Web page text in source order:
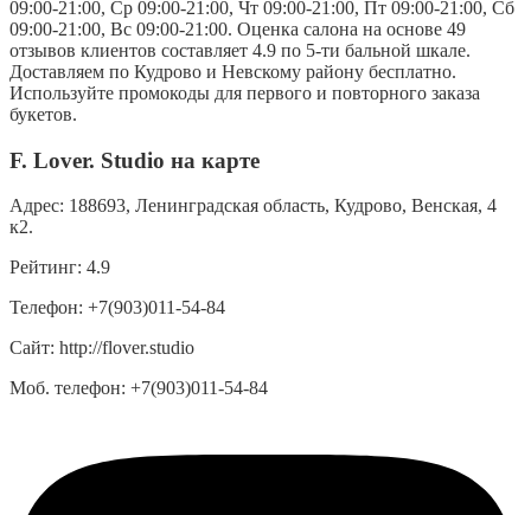
09:00-21:00, Ср 09:00-21:00, Чт 09:00-21:00, Пт 09:00-21:00, Сб
09:00-21:00, Вс 09:00-21:00. Оценка салона на основе 49
отзывов клиентов составляет 4.9 по 5-ти бальной шкале.
Доставляем по Кудрово и Невскому району бесплатно.
Используйте промокоды для первого и повторного заказа
букетов.
F. Lover. Studio на карте
Адрес: 188693, Ленинградская область, Кудрово, Венская, 4
к2.
Рейтинг: 4.9
Телефон: +7(903)011-54-84
Сайт: http://flover.studio
Моб. телефон: +7(903)011-54-84